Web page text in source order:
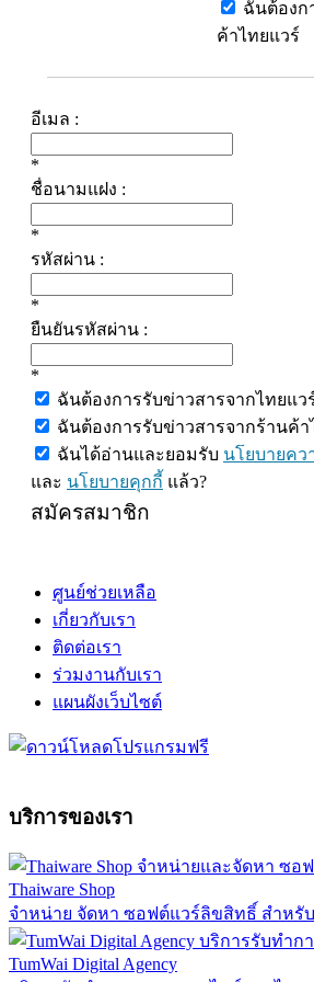
ฉันต้องก
ค้าไทยแวร์
อีเมล :
*
ชื่อนามแฝง :
*
รหัสผ่าน :
*
ยืนยันรหัสผ่าน :
*
ฉันต้องการรับข่าวสารจากไทยแว
ฉันต้องการรับข่าวสารจากร้านค้า
ฉันได้อ่านและยอมรับ นโยบายคว
และ นโยบายคุกกี้ แล้ว?
สมัครสมาชิก
ศูนย์ช่วยเหลือ
เกี่ยวกับเรา
ติดต่อเรา
ร่วมงานกับเรา
แผนผังเว็บไซต์
บริการของเรา
Thaiware Shop
จำหน่าย จัดหา ซอฟต์แวร์ลิขสิทธิ์ สำหรั
TumWai Digital Agency